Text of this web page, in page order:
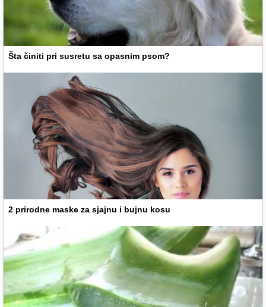
Šta činiti pri susretu sa opasnim psom?
2 prirodne maske za sjajnu i bujnu kosu